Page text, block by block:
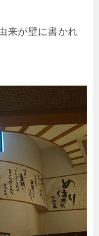
来が壁に書かれ